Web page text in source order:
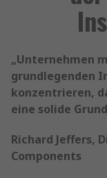
„Unternehmen
grundlegenden
konzentrieren,
eine solide
Richard Jeffers,
Components